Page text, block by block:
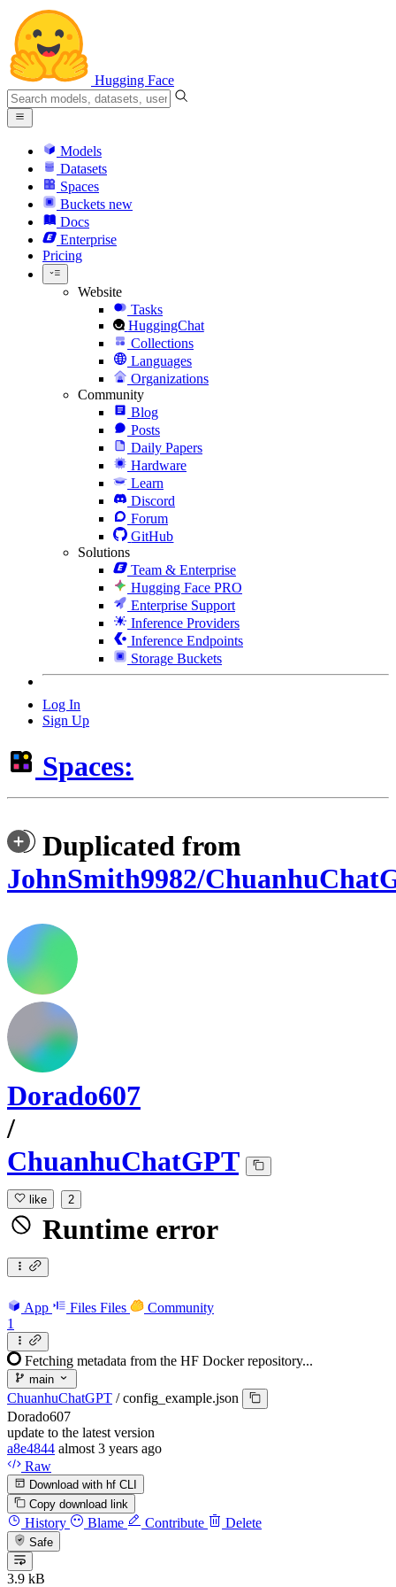
Hugging Face
Models
Datasets
Spaces
Buckets new
Docs
Enterprise
Pricing
Website
Tasks
HuggingChat
Collections
Languages
Organizations
Community
Blog
Posts
Daily Papers
Hardware
Learn
Discord
Forum
GitHub
Solutions
Team & Enterprise
Hugging Face PRO
Enterprise Support
Inference Providers
Inference Endpoints
Storage Buckets
Log In
Sign Up
Spaces:
Duplicated from
JohnSmith9982/
Dorado607
/
ChuanhuChatGPT
like 2
Runtime error
App Files Files
Community
1
Fetching metadata from the HF Docker repository...
main
ChuanhuChatGPT / config_example.json
Dorado607
update to the latest version
a8e4844 almost 3 years ago
Raw
Download with hf CLI
Copy download link
History Blame Contribute Delete
Safe
3.9 kB